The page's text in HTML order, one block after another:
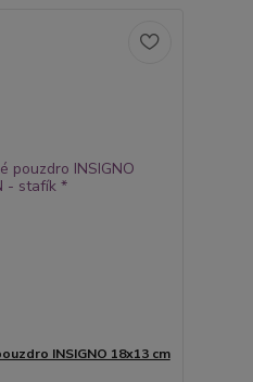
INSIGNO 18x13 cm